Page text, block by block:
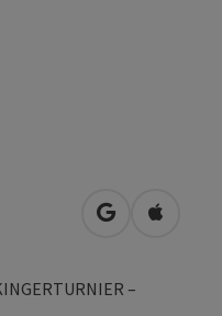
in Google
in
–